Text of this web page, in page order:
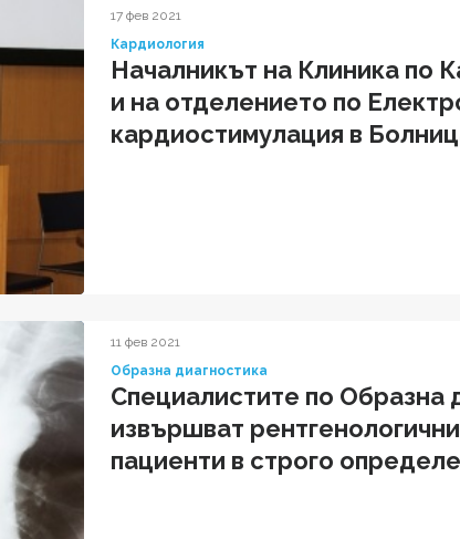
17 фев 2021
Кардиология
Началникът на Клиника по
и на отделението по
кардиостимулация в
11 фев 2021
Образна диагностика
Специалистите по Образна
извършват
пациенти в строго